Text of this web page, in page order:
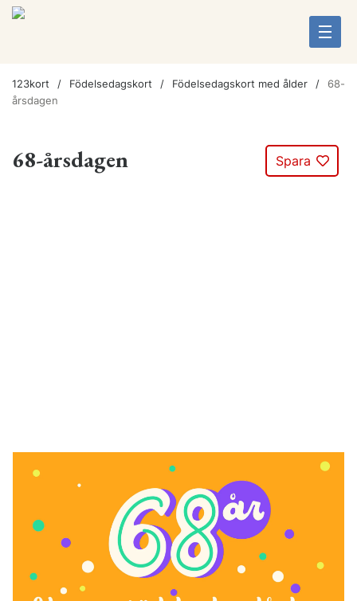
123kort Födelsedagskort Födelsedagskort med ålder
68-
årsdagen
68-årsdagen Spara